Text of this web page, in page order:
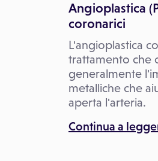
Angioplastica
coronarici
L'angioplastica
trattamento che
generalmente
metalliche che
aperta l'arteria.
Continua a